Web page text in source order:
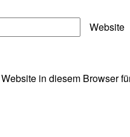
Website
in diesem Browser